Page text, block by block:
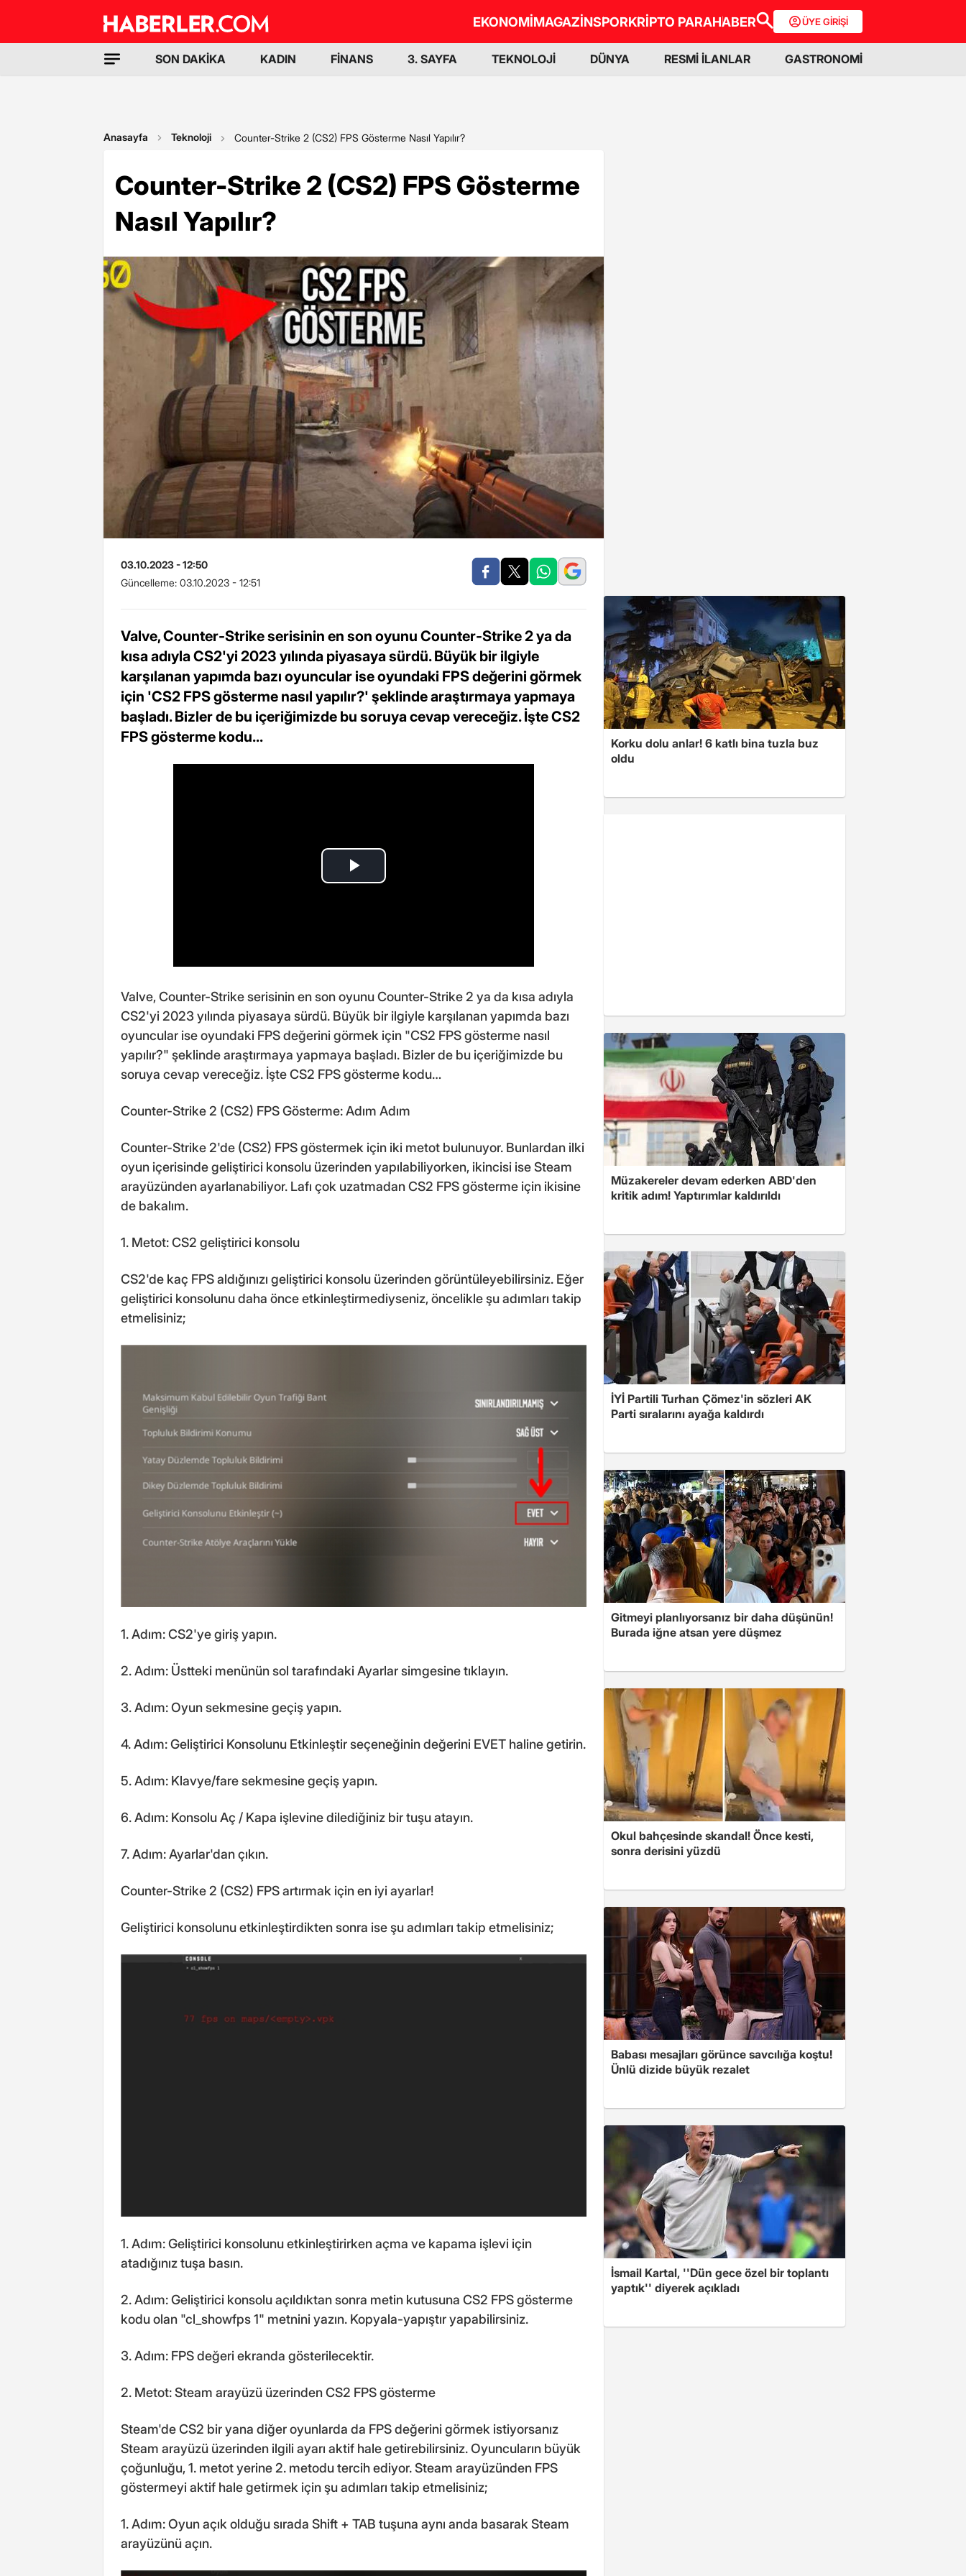
EKONOMİMAGAZİNSPORKRİPTO PARAHABER ÜYE GİRİŞİ
SON DAKİKA KADIN FİNANS 3. SAYFA TEKNOLOJİ DÜNYA RESMİ İLANLAR GASTRONOMİ
Anasayfa Teknoloji Counter-Strike 2 (CS2) FPS Gösterme Nasıl Yapılır?
Counter-Strike 2 (CS2) FPS Gösterme
Nasıl Yapılır?
03.10.2023 - 12:50
Güncelleme: 03.10.2023 - 12:51
Valve, Counter-Strike serisinin en son oyunu Counter-Strike 2 ya da
kısa adıyla CS2'yi 2023 yılında piyasaya sürdü. Büyük bir ilgiyle
karşılanan yapımda bazı oyuncular ise oyundaki FPS değerini görmek
için 'CS2 FPS gösterme nasıl yapılır?' şeklinde araştırmaya yapmaya
başladı. Bizler de bu içeriğimizde bu soruya cevap vereceğiz. İşte CS2
FPS gösterme kodu...
Valve, Counter-Strike serisinin en son oyunu Counter-Strike 2 ya da kısa adıyla
CS2'yi 2023 yılında piyasaya sürdü. Büyük bir ilgiyle karşılanan yapımda bazı
oyuncular ise oyundaki FPS değerini görmek için "CS2 FPS gösterme nasıl
yapılır?" şeklinde araştırmaya yapmaya başladı. Bizler de bu içeriğimizde bu
soruya cevap vereceğiz. İşte CS2 FPS gösterme kodu…
Counter-Strike 2 (CS2) FPS Gösterme: Adım Adım
Counter-Strike 2'de (CS2) FPS göstermek için iki metot bulunuyor. Bunlardan ilki
oyun içerisinde geliştirici konsolu üzerinden yapılabiliyorken, ikincisi ise Steam
arayüzünden ayarlanabiliyor. Lafı çok uzatmadan CS2 FPS gösterme için ikisine
de bakalım.
1. Metot: CS2 geliştirici konsolu
CS2'de kaç FPS aldığınızı geliştirici konsolu üzerinden görüntüleyebilirsiniz. Eğer
geliştirici konsolunu daha önce etkinleştirmediyseniz, öncelikle şu adımları takip
etmelisiniz;
1. Adım: CS2'ye giriş yapın.
2. Adım: Üstteki menünün sol tarafındaki Ayarlar simgesine tıklayın.
3. Adım: Oyun sekmesine geçiş yapın.
4. Adım: Geliştirici Konsolunu Etkinleştir seçeneğinin değerini EVET haline getirin.
5. Adım: Klavye/fare sekmesine geçiş yapın.
6. Adım: Konsolu Aç / Kapa işlevine dilediğiniz bir tuşu atayın.
7. Adım: Ayarlar'dan çıkın.
Counter-Strike 2 (CS2) FPS artırmak için en iyi ayarlar!
Geliştirici konsolunu etkinleştirdikten sonra ise şu adımları takip etmelisiniz;
1. Adım: Geliştirici konsolunu etkinleştirirken açma ve kapama işlevi için
atadığınız tuşa basın.
2. Adım: Geliştirici konsolu açıldıktan sonra metin kutusuna CS2 FPS gösterme
kodu olan "cl_showfps 1" metnini yazın. Kopyala-yapıştır yapabilirsiniz.
3. Adım: FPS değeri ekranda gösterilecektir.
2. Metot: Steam arayüzü üzerinden CS2 FPS gösterme
Steam'de CS2 bir yana diğer oyunlarda da FPS değerini görmek istiyorsanız
Steam arayüzü üzerinden ilgili ayarı aktif hale getirebilirsiniz. Oyuncuların büyük
çoğunluğu, 1. metot yerine 2. metodu tercih ediyor. Steam arayüzünden FPS
göstermeyi aktif hale getirmek için şu adımları takip etmelisiniz;
1. Adım: Oyun açık olduğu sırada Shift + TAB tuşuna aynı anda basarak Steam
arayüzünü açın.
Korku dolu anlar! 6 katlı bina tuzla buz
oldu
Müzakereler devam ederken ABD'den
kritik adım! Yaptırımlar kaldırıldı
İYİ Partili Turhan Çömez'in sözleri AK
Parti sıralarını ayağa kaldırdı
Gitmeyi planlıyorsanız bir daha düşünün!
Burada iğne atsan yere düşmez
Okul bahçesinde skandal! Önce kesti,
sonra derisini yüzdü
Babası mesajları görünce savcılığa koştu!
Ünlü dizide büyük rezalet
İsmail Kartal, ''Dün gece özel bir toplantı
yaptık'' diyerek açıkladı